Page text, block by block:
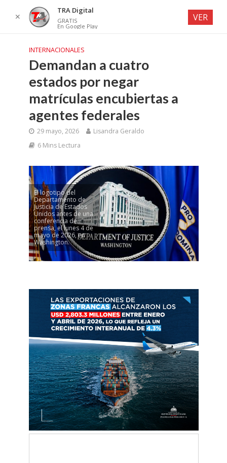
INTERNACIONALES
Demandan a cuatro
estados por negar
matrículas encubiertas a
agentes federales
29 mayo, 2026
Lisandra Geraldo
6 Mins Lectura
El logotipo del
Departamento de
Justicia de Estados
Unidos antes de una
conferencia de
prensa, el lunes 4 de
mayo de 2026, en
Washington.
✕
TRA Digital
GRATIS
En Google Play
VER